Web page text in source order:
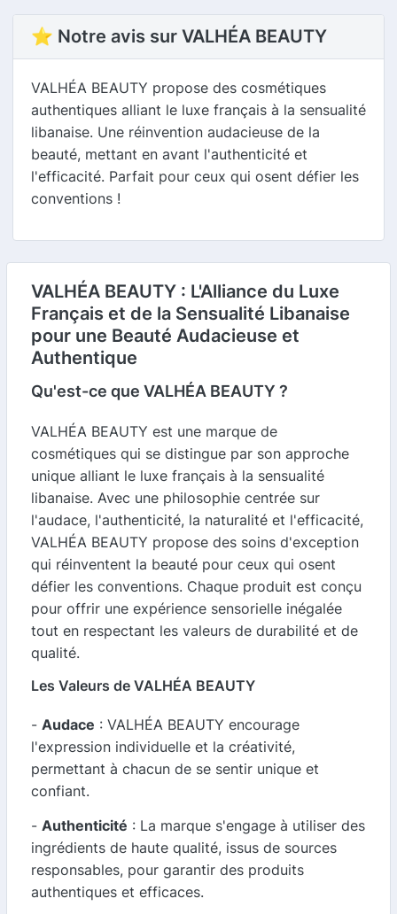
⭐ Notre avis sur VALHÉA BEAUTY
VALHÉA BEAUTY propose des cosmétiques
authentiques alliant le luxe français à la sensualité
libanaise. Une réinvention audacieuse de la
beauté, mettant en avant l'authenticité et
l'efficacité. Parfait pour ceux qui osent défier les
conventions !
VALHÉA BEAUTY : L'Alliance du Luxe
Français et de la Sensualité Libanaise
pour une Beauté Audacieuse et
Authentique
Qu'est-ce que VALHÉA BEAUTY ?
VALHÉA BEAUTY est une marque de
cosmétiques qui se distingue par son approche
unique alliant le luxe français à la sensualité
libanaise. Avec une philosophie centrée sur
l'audace, l'authenticité, la naturalité et l'efficacité,
VALHÉA BEAUTY propose des soins d'exception
qui réinventent la beauté pour ceux qui osent
défier les conventions. Chaque produit est conçu
pour offrir une expérience sensorielle inégalée
tout en respectant les valeurs de durabilité et de
qualité.
Les Valeurs de VALHÉA BEAUTY
- Audace : VALHÉA BEAUTY encourage
l'expression individuelle et la créativité,
permettant à chacun de se sentir unique et
confiant.
- Authenticité : La marque s'engage à utiliser des
ingrédients de haute qualité, issus de sources
responsables, pour garantir des produits
authentiques et efficaces.